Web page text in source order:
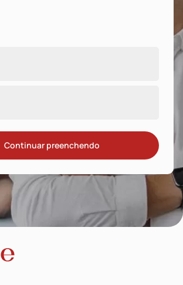
Continuar preenchendo